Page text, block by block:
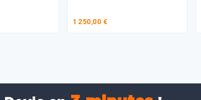
1 250,00 €